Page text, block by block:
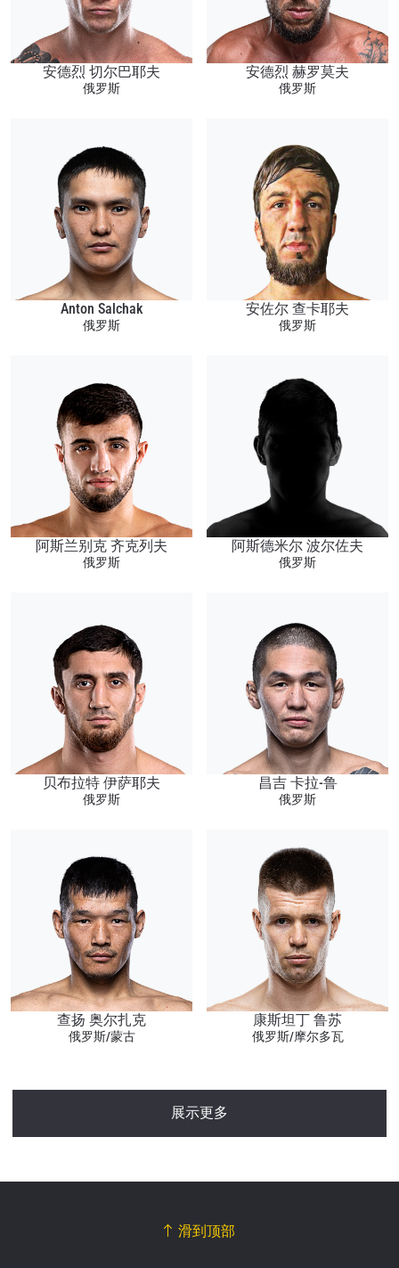
安德烈 切尔巴耶夫
俄罗斯
安德烈 赫罗莫夫
俄罗斯
Anton Salchak
俄罗斯
安佐尔 查卡耶夫
俄罗斯
阿斯兰别克 齐克列夫
俄罗斯
阿斯德米尔 波尔佐夫
俄罗斯
贝布拉特 伊萨耶夫
俄罗斯
昌吉 卡拉-鲁
俄罗斯
查扬 奥尔扎克
俄罗斯/蒙古
康斯坦丁 鲁苏
俄罗斯/摩尔多瓦
展示更多
滑到顶部